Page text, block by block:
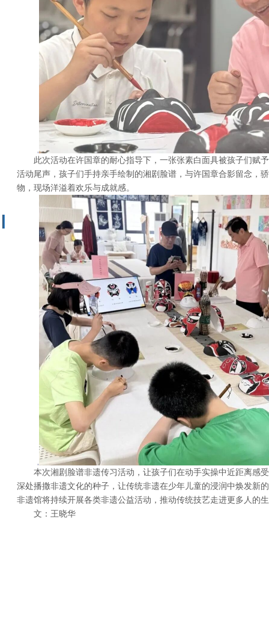
此次活动在许国章的耐心指导下，一张张素白面具被孩子们赋
活动尾声，孩子们手持亲手绘制的湘剧脸谱，与许国章合影留念，
物，现场洋溢着欢乐与成就感。
本次湘剧脸谱非遗传习活动，让孩子们在动手实操中近距离感
深处播撒非遗文化的种子，让传统非遗在少年儿童的浸润中焕发新
非遗馆将持续开展各类非遗公益活动，推动传统技艺走进更多人的
文：王晓华